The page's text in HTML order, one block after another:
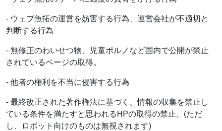
- ウェブ魚拓の運営を妨害する行為、運営会社が不適切と
判断する行為
- 無修正のわいせつ物、児童ポルノなど国内で公開が禁止
されているページの取得。
- 他者の権利を不当に侵害する行為
- 最終改正された著作権法に基づく、情報の収集を禁止し
ている条件を満たすと思われるHPの取得の禁止。(ただ
し、ロボット向けのものは無視されます)